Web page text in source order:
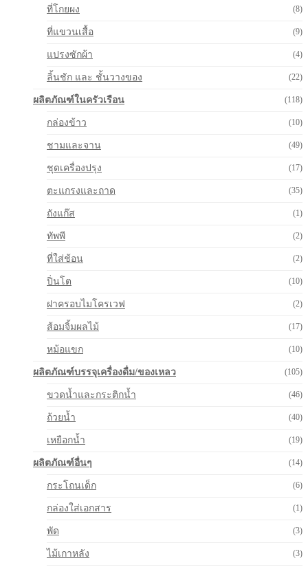
ที่โกยผง (8)
ที่แขวนเสื้อ (9)
แปรงซักผ้า (4)
ลิ้นชัก และ ชั้นวางของ (22)
ผลิตภัณฑ์ในครัวเรือน (118)
กล่องข้าว (10)
ชามและจาน (49)
ชุดเครื่องปรุง (17)
ตะแกรงและถาด (35)
ถังแก๊ส (1)
ทัพพี (2)
ที่ใส่ช้อน (2)
ปิ่นโต (10)
ฝาครอบไมโครเวฟ (2)
ส้อมจิ้มผลไม้ (17)
หม้อแขก (10)
ผลิตภัณฑ์บรรจุเครื่องดื่ม/ของเหลว (105)
ขวดน้ำและกระติกน้ำ (46)
ถ้วยน้ำ (40)
เหยือกน้ำ (19)
ผลิตภัณฑ์อื่นๆ (14)
กระโถนเด็ก (6)
กล่องใส่เอกสาร (1)
พัด (3)
ไม้เกาหลัง (3)